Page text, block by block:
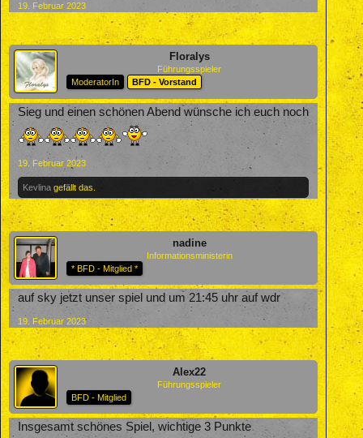
19. Februar 2023
Floralys
Führungsspieler
ModeratorIn
BFD - Vorstand
Sieg und einen schönen Abend wünsche ich euch noch
19. Februar 2023
Kevlina gefällt das.
nadine
Informationsministerin
* BFD - Mitglied *
auf sky jetzt unser spiel und um 21:45 uhr auf wdr
19. Februar 2023
Alex22
Führungsspieler
BFD - Mitglied
Insgesamt schönes Spiel, wichtige 3 Punkte